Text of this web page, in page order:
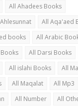
All Ahadees Books
All Aqa'aed
books
All Arabic
All Darsi Books
All islahi Books
All
All Maqalat
All Mp3
All Number
All